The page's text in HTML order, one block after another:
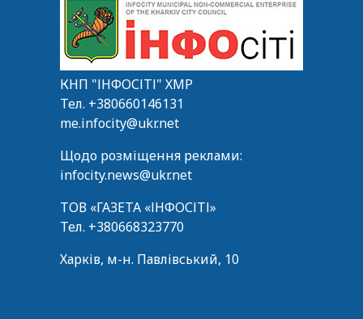
КНП "ІНФОСІТІ" ХМР
Тел. +380660146131
me.infocity@ukr.net
Щодо розміщення реклами:
infocity.news@ukr.net
ТОВ «ГАЗЕТА «ІНФОСІТІ»
Тел. +380668323770
Харків, м-н. Павлівський, 10